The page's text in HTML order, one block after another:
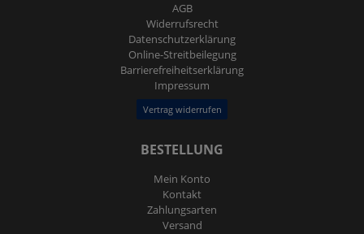
AGB
Widerrufs­recht
Daten­schutz­erklärung
Online-Streitbeilegung
Barrierefreiheitserklärung
Impressum
Vertrag widerrufen
BESTELLUNG
Mein Konto
Kontakt
Zahlungsarten
Versand